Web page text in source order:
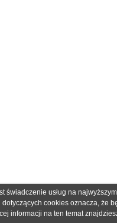
ich właścicieli i zostały użyte
nie zawierają braków lub
o kontakt z handlowcem przed
usług na
cookies oznacza, że
informacji na ten temat